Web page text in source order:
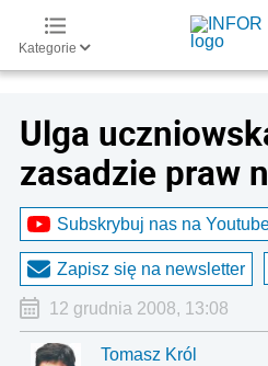
Kategorie
Ulga
zasadzie praw
Subskrybuj nas na
Zapisz się na newsletter
12 grudnia 2008, 13:08
Tomasz Król